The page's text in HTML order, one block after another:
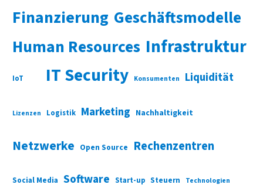
Finanzierung Geschäftsmodelle
Human Resources Infrastruktur
IoT IT Security Konsumenten Liquidität
Lizenzen Logistik Marketing Nachhaltigkeit
Netzwerke Open Source Rechenzentren
Social Media Software Start-up Steuern Technologien